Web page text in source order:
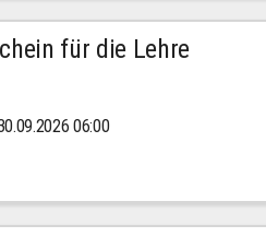
für die Lehre
06:00